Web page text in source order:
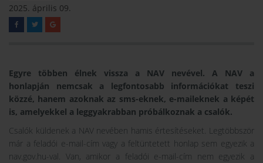
2025. április 09.
Egyre többen élnek vissza a NAV nevével. A NAV a
honlapján nemcsak a legfontosabb információkat teszi
közzé, hanem azoknak az sms-eknek, e-maileknek a képét
is, amelyekkel a leggyakrabban próbálkoznak a csalók.
Csalók küldenek a NAV nevében hamis értesítéseket. Legtöbbször
már a feladói e-mail-cím vagy a feltüntetett honlap sem egyezik a
nav.gov.hu-val. Van, amikor a feladói e-mail-cím nem egyezik a